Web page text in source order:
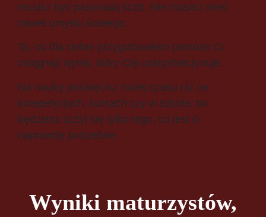
musisz być pasjonatą liczb. Nie musisz mieć
nawet umysłu ścisłego.
To, co dla ciebie przygotowałem pomoże Ci
osiągnąć wynik, który Cię usatysfakcjonuje.
Na naukę poświęcisz mniej czasu niż na
korepetycjach, kursach czy w szkole, bo
będziesz uczył się tylko tego, co jest ci
naprawdę potrzebne.
Wyniki maturzystów,